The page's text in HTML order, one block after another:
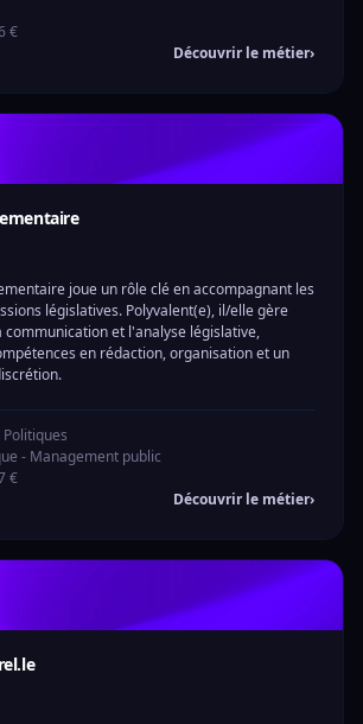
€
Découvrir le métier›
joue un rôle clé en accompagnant les
législatives. Polyvalent(e), il/elle gère
et l'analyse législative,
en rédaction, organisation et un
- Management public
€
Découvrir le métier›